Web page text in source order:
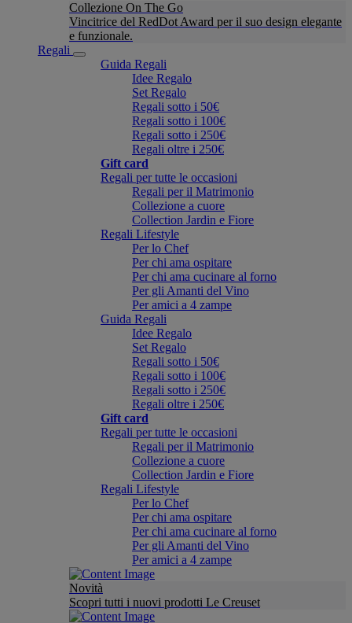
Collezione On The Go
Vincitrice del RedDot Award per il suo design elegante
e funzionale.
Regali
Guida Regali
Idee Regalo
Set Regalo
Regali sotto i 50€
Regali sotto i 100€
Regali sotto i 250€
Regali oltre i 250€
Gift card
Regali per tutte le occasioni
Regali per il Matrimonio
Collezione a cuore
Collection Jardin e Fiore
Regali Lifestyle
Per lo Chef
Per chi ama ospitare
Per chi ama cucinare al forno
Per gli Amanti del Vino
Per amici a 4 zampe
Guida Regali
Idee Regalo
Set Regalo
Regali sotto i 50€
Regali sotto i 100€
Regali sotto i 250€
Regali oltre i 250€
Gift card
Regali per tutte le occasioni
Regali per il Matrimonio
Collezione a cuore
Collection Jardin e Fiore
Regali Lifestyle
Per lo Chef
Per chi ama ospitare
Per chi ama cucinare al forno
Per gli Amanti del Vino
Per amici a 4 zampe
Novità
Scopri tutti i nuovi prodotti Le Creuset